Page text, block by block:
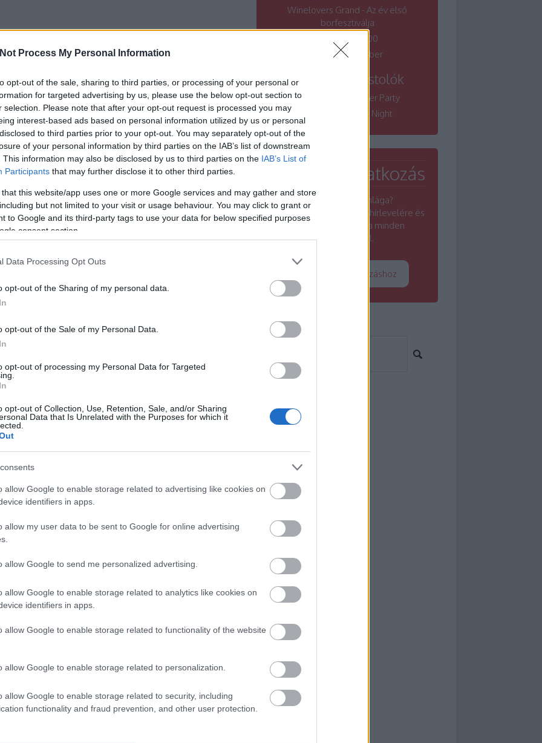
Process My Personal Information
opt-out of the sale, sharing to third parties, or processing of your personal or
for targeted advertising by us, please use the below opt-out section to
selection. Please note that after your opt-out request is processed you may
interest-based ads based on personal information utilized by us or personal
to third parties prior to your opt-out. You may separately opt-out of the
of your personal information by third parties on the IAB’s list of downstream
This information may also be disclosed by us to third parties on the IAB’s List of
Participants that may further disclose it to other third parties.
that this website/app uses one or more Google services and may gather and store
but not limited to your visit or usage behaviour. You may click to grant or
to Google and its third-party tags to use your data for below specified purposes
consent section.
Data Processing Opt Outs
opt-out of the Sharing of my personal data.
opt-out of the Sale of my Personal Data.
opt-out of processing my Personal Data for Targeted
opt-out of Collection, Use, Retention, Sale, and/or Sharing
Data that Is Unrelated with the Purposes for which it
allow Google to enable storage related to advertising like cookies on
identifiers in apps.
allow my user data to be sent to Google for online advertising
allow Google to send me personalized advertising.
allow Google to enable storage related to analytics like cookies on
identifiers in apps.
allow Google to enable storage related to functionality of the website
allow Google to enable storage related to personalization.
allow Google to enable storage related to security, including
functionality and fraud prevention, and other user protection.
#forraltbor
árnyalattal fűszerezve: a forralt bor az idei
őrülete. Változatos tónusainak alig tudunk
felületekre gyorsan be is robbantak a téli ital ihlette
akik maradnának a forralt bor poharas
meglátogatnod
vágysz
ha a világ legfelkapottabb városaiban jársz, hol
york párizs város divat london bor világ bár tokyo
trend színes milánó
a divatguruknak
Winelovers Grand - Az év első
borfesztiválja
Winelovers 100
Bordói November
Tematikus kóstolók
Winelovers Summer Party
Winelovers River Night
Hírlevél feliratkozás
Érdekel a borok világa?
Iratkozz fel a Winelovers hírlevelére és
értesülj a borszakma minden
rezdüléséről.
Tovább a feliratkozáshoz
Keresés